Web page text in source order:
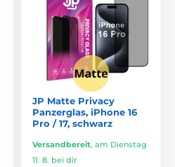
JP Matte Privacy
Panzerglas, iPhone 16
Pro / 17, schwarz
Versandbereit, am Dienstag
11. 8. bei dir